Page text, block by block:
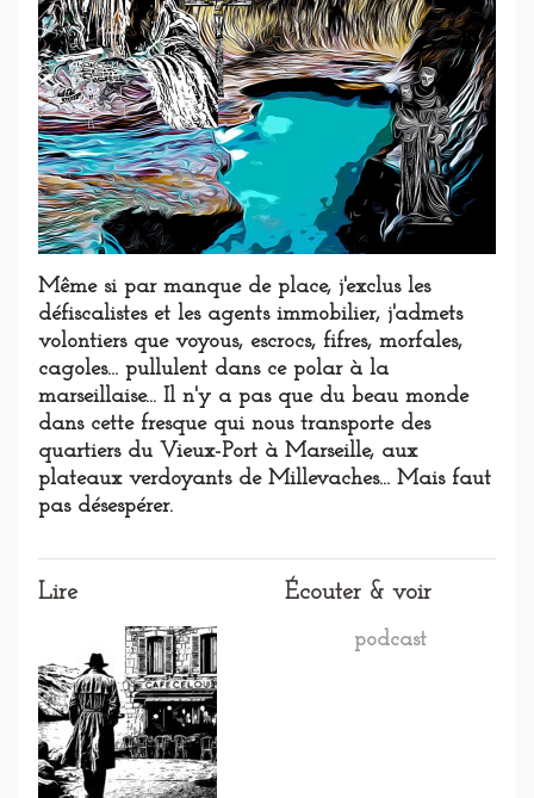
Même si par manque de place, j'exclus les
défiscalistes et les agents immobilier, j'admets
volontiers que voyous, escrocs, fifres, morfales,
cagoles... pullulent dans ce polar à la
marseillaise... Il n'y a pas que du beau monde
dans cette fresque qui nous transporte des
quartiers du Vieux-Port à Marseille, aux
plateaux verdoyants de Millevaches... Mais faut
pas désespérer.
Lire Écouter & voir
podcast